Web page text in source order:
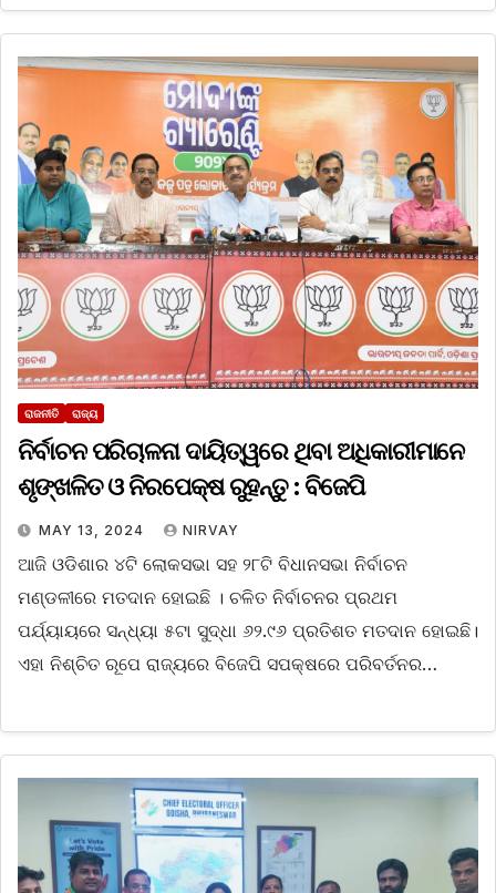
ରାଜନୀତି ରାଜ୍ୟ
ନିର୍ବାଚନ ପରିଚାଳନା ଦାୟିତ୍ୱରେ ଥିବା ଅଧିକାରୀମାନେ
ଶୃଙ୍ଖଳିତ ଓ ନିରପେକ୍ଷ ରୁହନ୍ତୁ : ବିଜେପି
MAY 13, 2024 NIRVAY
ଆଜି ଓଡିଶାର ୪ଟି ଲୋକସଭା ସହ ୨୮ଟି ବିଧାନସଭା ନିର୍ବାଚନ
ମଣ୍ଡଳୀରେ ମତଦାନ ହୋଇଛି । ଚଳିତ ନିର୍ବାଚନର ପ୍ରଥମ
ପର୍ଯ୍ୟାୟରେ ସନ୍ଧ୍ୟା ୫ଟା ସୁଦ୍ଧା ୬୨.୯୬ ପ୍ରତିଶତ ମତଦାନ ହୋଇଛି।
ଏହା ନିଶ୍ଚିତ ରୂପେ ରାଜ୍ୟରେ ବିଜେପି ସପକ୍ଷରେ ପରିବର୍ତନର…